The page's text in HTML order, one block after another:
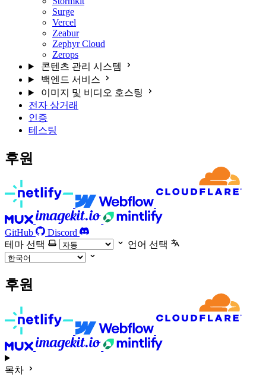
Surge
Vercel
Zeabur
Zephyr Cloud
Zerops
콘텐츠 관리 시스템
백엔드 서비스
이미지 및 비디오 호스팅
전자 상거래
인증
테스팅
후원
GitHub
Discord
테마 선택
언어 선택
후원
목차